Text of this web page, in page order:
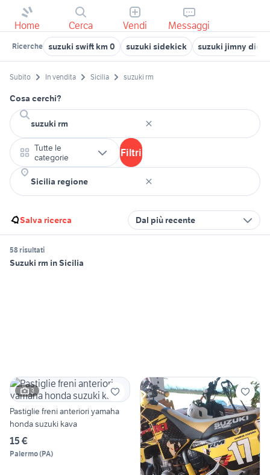
Home Cerca Vendi Messaggi
Ricerche suzuki swift km 0 suzuki sidekick suzuki jimny
Subito In vendita Sicilia suzuki rm
Cosa cerchi?
Tutte le
categorie
Filtri
Salva ricerca Dal più recente
58 risultati
Suzuki rm in Sicilia
3
Pastiglie freni anteriori yamaha
honda suzuki kava
15 €
Palermo(PA)